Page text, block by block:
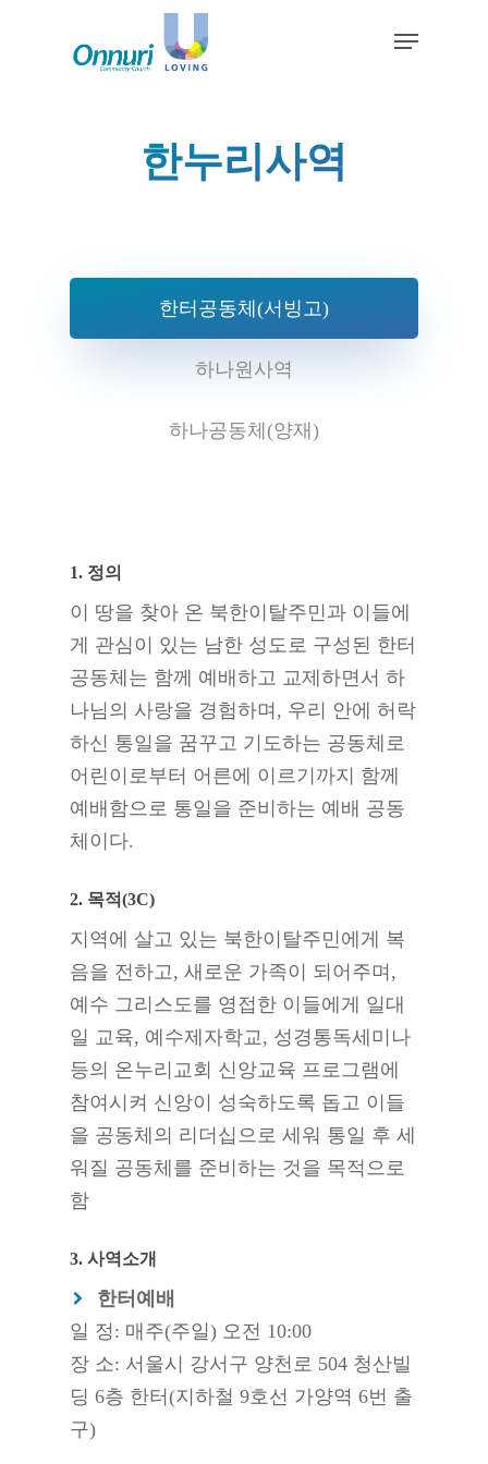
Hit enter to search or ESC to close
한누리사역
한터공동체(서빙고)
하나원사역
하나공동체(양재)
1. 정의
이 땅을 찾아 온 북한이탈주민과 이들에
게 관심이 있는 남한 성도로 구성된 한터
공동체는 함께 예배하고 교제하면서 하
나님의 사랑을 경험하며, 우리 안에 허락
하신 통일을 꿈꾸고 기도하는 공동체로
어린이로부터 어른에 이르기까지 함께
예배함으로 통일을 준비하는 예배 공동
체이다.
2. 목적(3C)
지역에 살고 있는 북한이탈주민에게 복
음을 전하고, 새로운 가족이 되어주며,
예수 그리스도를 영접한 이들에게 일대
일 교육, 예수제자학교, 성경통독세미나
등의 온누리교회 신앙교육 프로그램에
참여시켜 신앙이 성숙하도록 돕고 이들
을 공동체의 리더십으로 세워 통일 후 세
워질 공동체를 준비하는 것을 목적으로
함
3. 사역소개
한터예배
일 정: 매주(주일) 오전 10:00
장 소: 서울시 강서구 양천로 504 청산빌
딩 6층 한터(지하철 9호선 가양역 6번 출
구)